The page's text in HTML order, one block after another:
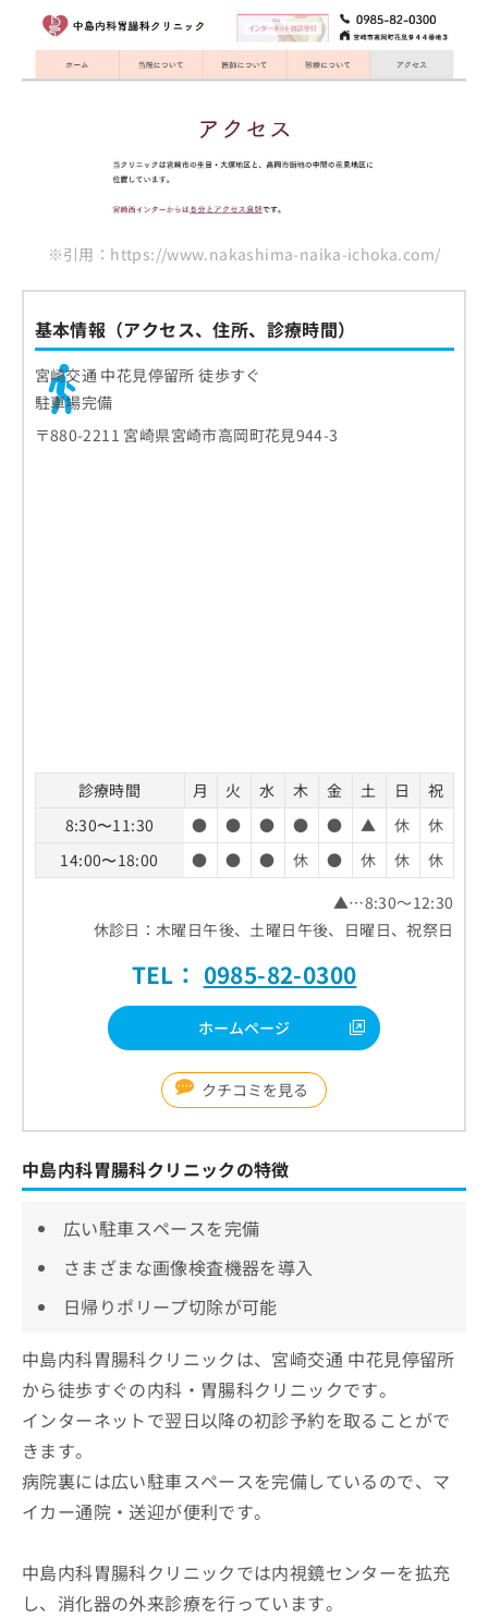
※引用：https://www.nakashima-naika-ichoka.com/
基本情報（アクセス、住所、診療時間）
宮崎交通 中花見停留所 徒歩すぐ
駐車場完備
〒880-2211 宮崎県宮崎市高岡町花見944-3
診療時間 月 火 水 木 金 土 日
祝
8:30〜11:30
● ● ● ● ● ▲ 休
休
14:00〜18:00
● ● ● 休 ● 休 休
休
▲…8:30～12:30
休診日：木曜日午後、土曜日午後、日曜日、祝祭日
TEL： 0985-82-0300
ホームページ
クチコミを見る
中島内科胃腸科クリニックの特徴
広い駐車スペースを完備
さまざまな画像検査機器を導入
日帰りポリープ切除が可能
中島内科胃腸科クリニックは、宮崎交通 中花見停留所
から徒歩すぐの内科・胃腸科クリニックです。
インターネットで翌日以降の初診予約を取ることがで
きます。
病院裏には広い駐車スペースを完備しているので、マ
イカー通院・送迎が便利です。
中島内科胃腸科クリニックでは内視鏡センターを拡充
し、消化器の外来診療を行っています。